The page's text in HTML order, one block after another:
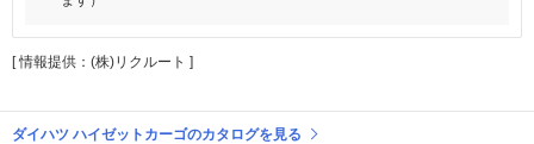
[ 情報提供：(株)リクルート ]
ダイハツ ハイゼットカーゴのカタログを見る